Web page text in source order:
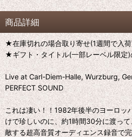
商品詳細
★在庫切れの場合取り寄せ(1週間で入
★ギフト・タイトル(一部レーベル限定)
Live at Carl-Diem-Halle, Wurzburg,
PERFECT SOUND
これは凄い！！1982年後半のヨーロッ
けで珍しいのに、約1時間30分に渡っ
敵する超高音質オーディエンス録音で